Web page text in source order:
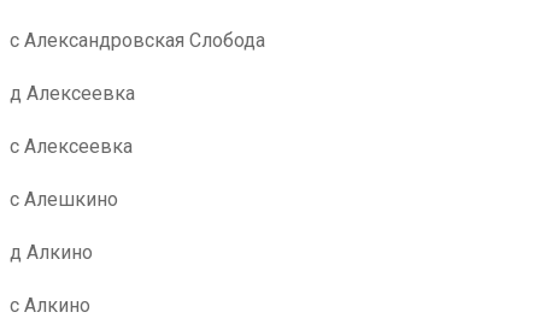
с Александровская Слобода
д Алексеевка
с Алексеевка
с Алешкино
д Алкино
с Алкино